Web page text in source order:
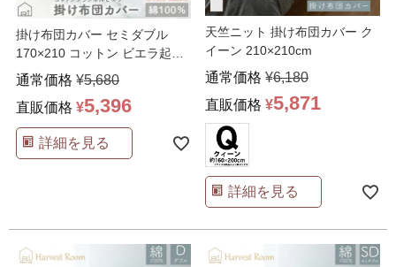
掛け布団カバー セミダブル
170×210 コットン ビエラ起毛
フランネル Ha …
通常価格 ¥5,680
直販価格 ¥5,396
詳細を見る
天竺ニット 掛け布団カバー ク
イーン 210×210cm
通常価格 ¥6,180
直販価格 ¥5,871
詳細を見る